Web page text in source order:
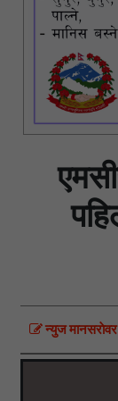
न्युज मानसराेवर